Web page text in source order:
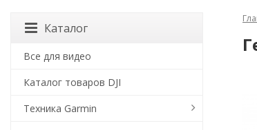
Каталог
Все для видео
Каталог товаров DJI
Техника Garmin